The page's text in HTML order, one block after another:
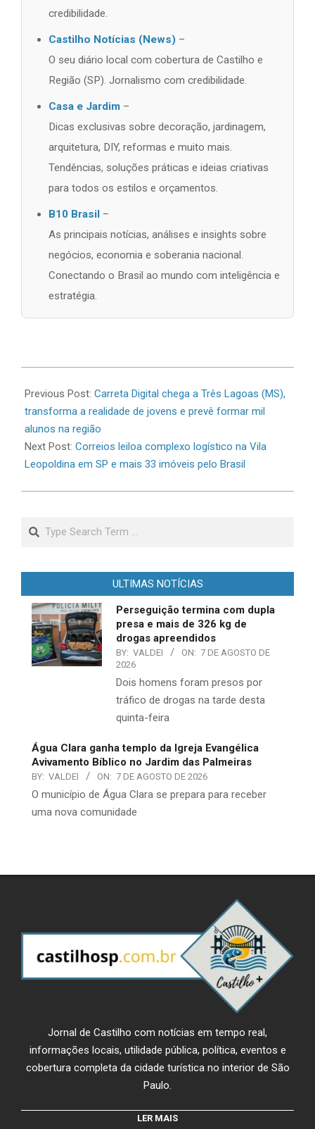
credibilidade.
Castilho Notícias (News) –
O seu diário local com cobertura de Castilho e
Região (SP). Jornalismo com credibilidade.
Casa e Jardim –
Dicas exclusivas sobre decoração, jardinagem,
arquitetura, DIY, reformas e muito mais.
Tendências, soluções práticas e ideias criativas
para todos os estilos e orçamentos.
B10 Brasil –
As principais notícias, análises e insights sobre
negócios, economia e soberania nacional.
Conectando o Brasil ao mundo com inteligência e
estratégia.
05-
14
Previous Post: Carreta Digital chega a Três Lagoas (MS),
transforma a realidade de jovens e prevê formar mil
alunos na região
Next Post: Correios leiloa complexo logístico na Vila
Leopoldina em SP e mais 33 imóveis pelo Brasil
Search
ULTIMAS NOTÍCIAS
Perseguição termina com dupla
presa e mais de 326 kg de
drogas apreendidos
BY: VALDEI ON: 7 DE AGOSTO DE
2026
Dois homens foram presos por
tráfico de drogas na tarde desta
quinta-feira
Água Clara ganha templo da Igreja Evangélica
Avivamento Bíblico no Jardim das Palmeiras
BY: VALDEI ON: 7 DE AGOSTO DE 2026
​O município de Água Clara se prepara para receber
uma nova comunidade
Jornal de Castilho com notícias em tempo real,
informações locais, utilidade pública, política, eventos e
cobertura completa da cidade turística no interior de São
Paulo.
LER MAIS